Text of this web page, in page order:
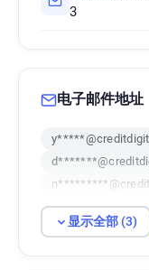
3
电子邮件地址
显示全部 (3)